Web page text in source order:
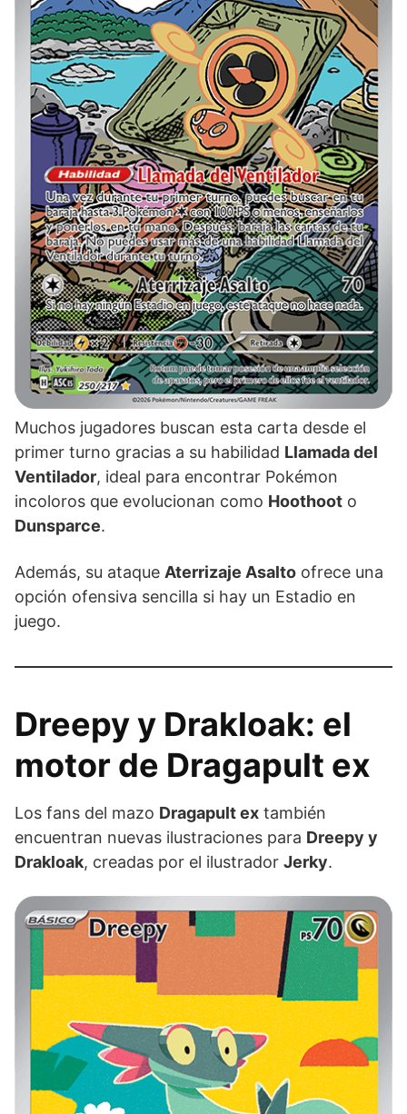
Muchos jugadores buscan esta carta desde el
primer turno gracias a su habilidad Llamada del
Ventilador, ideal para encontrar Pokémon
incoloros que evolucionan como Hoothoot o
Dunsparce.
Además, su ataque Aterrizaje Asalto ofrece una
opción ofensiva sencilla si hay un Estadio en
juego.
Dreepy y Drakloak: el
motor de Dragapult ex
Los fans del mazo Dragapult ex también
encuentran nuevas ilustraciones para Dreepy y
Drakloak, creadas por el ilustrador Jerky.